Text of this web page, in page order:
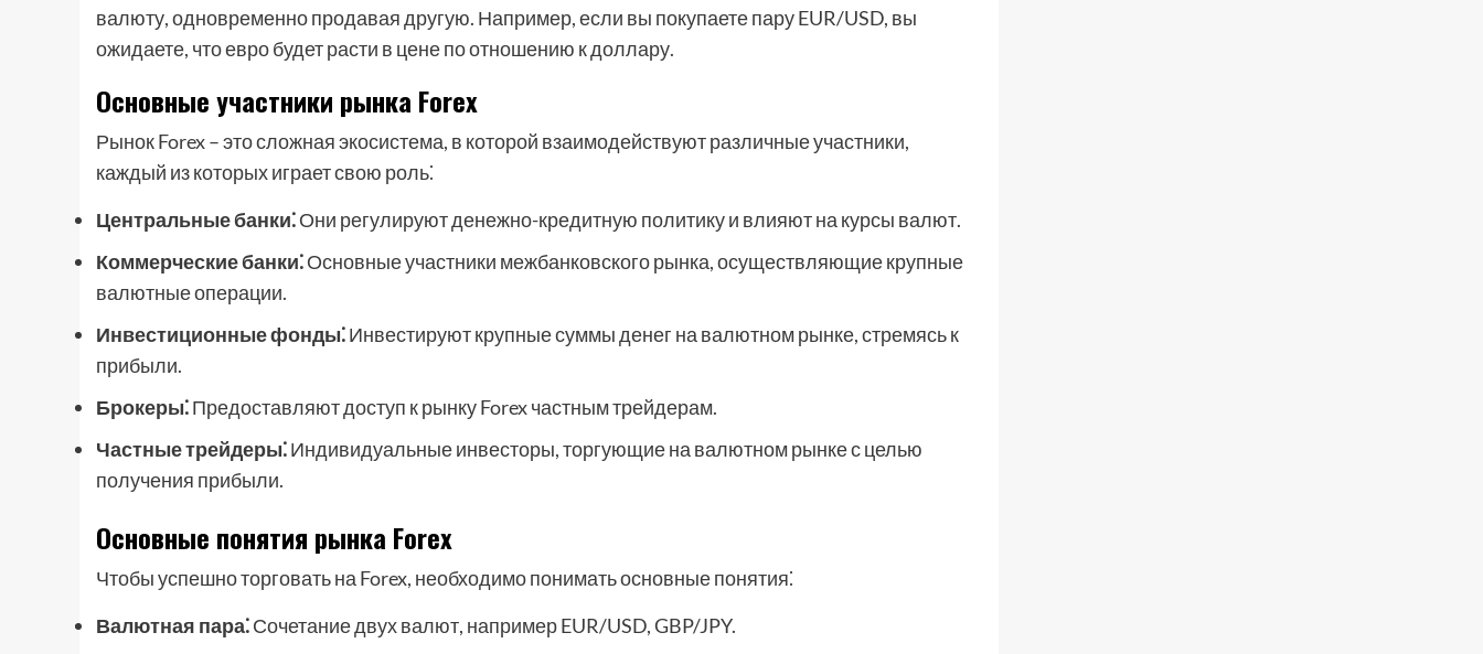
валюту, одновременно продавая другую. Например, если вы покупаете пару EUR/USD, вы
ожидаете, что евро будет расти в цене по отношению к доллару.
Основные участники рынка Forex
Рынок Forex – это сложная экосистема, в которой взаимодействуют различные участники,
каждый из которых играет свою роль⁚
Центральные банки⁚Они регулируют денежно-кредитную политику и влияют на курсы валют.
Коммерческие банки⁚Основные участники межбанковского рынка, осуществляющие крупные
валютные операции.
Инвестиционные фонды⁚Инвестируют крупные суммы денег на валютном рынке, стремясь к
прибыли.
Брокеры⁚Предоставляют доступ к рынку Forex частным трейдерам.
Частные трейдеры⁚Индивидуальные инвесторы, торгующие на валютном рынке с целью
получения прибыли.
Основные понятия рынка Forex
Чтобы успешно торговать на Forex, необходимо понимать основные понятия⁚
Валютная пара⁚Сочетание двух валют, например EUR/USD, GBP/JPY.